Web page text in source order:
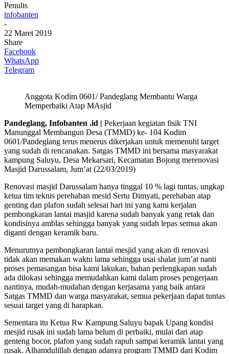
Penulis
infobanten
-
22 Maret 2019
Share
Facebook
WhatsApp
Telegram
Anggota Kodim 0601/ Pandeglang Membantu Warga
Memperbaiki Atap MAsjid
Pandeglang, Infobanten .id | Pekerjaan kegiatan fisik TNI
Manunggal Membangun Desa (TMMD) ke- 104 Kodim
0601/Pandeglang terus menerus dikerjakan untuk memenuhi target
yang sudah di rencanakan. Satgas TMMD ini bersama masyarakat
kampung Saluyu, Desa Mekarsari, Kecamatan Bojong merenovasi
Masjid Darussalam, Jum’at (22/03/2019)
Renovasi masjid Darussalam hanya tinggal 10 % lagi tuntas, ungkap
ketua tim teknis perehaban mesid Sertu Dimyati, perehaban atap
genting dan plafon sudah selesai hari ini yang kami kerjalan
pembongkaran lantai masjid karena sudah banyak yang retak dan
kondisinya amblas sehingga banyak yang sudah lepas semua akan
diganti dengan keramik baru.
Menurutnya pembongkaran lantai mesjid yang akan di renovasi
tidak akan memakan waktu lama sehingga usai shalat jum’at nanti
proses pemasangan bisa kami lakukan, bahan perlengkapan sudah
ada dilokasi sehingga memudahkan kami dalam proses pengerjaan
nantinya, mudah-mudahan dengan kerjasama yang baik antara
Satgas TMMD dan warga masyarakat, semua pekerjaan dapat tuntas
sesuai target yang di harapkan.
Sementara itu Ketua Rw Kampung Saluyu bapak Upang kondisi
mesjid rusak ini sudah lama belum di perbaiki, mulai dari atap
genteng bocor, plafon yang sudah rapuh sampai keramik lantai yang
rusak. Alhamdulillah dengan adanya program TMMD dari Kodim